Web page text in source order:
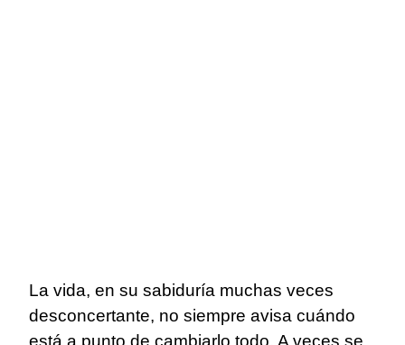
La vida, en su sabiduría muchas veces
desconcertante, no siempre avisa cuándo
está a punto de cambiarlo todo. A veces se